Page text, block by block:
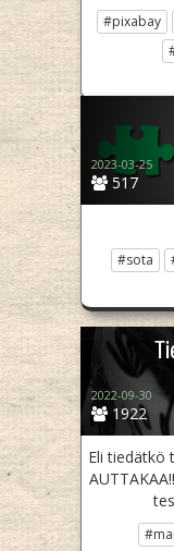
#pixabay
517
2023-03-25
#sota
1922
2022-09-30
Eli tiedätkö